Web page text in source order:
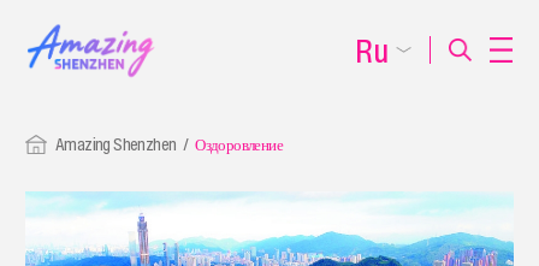
Amazing Shenzhen Оздоровление
Ru